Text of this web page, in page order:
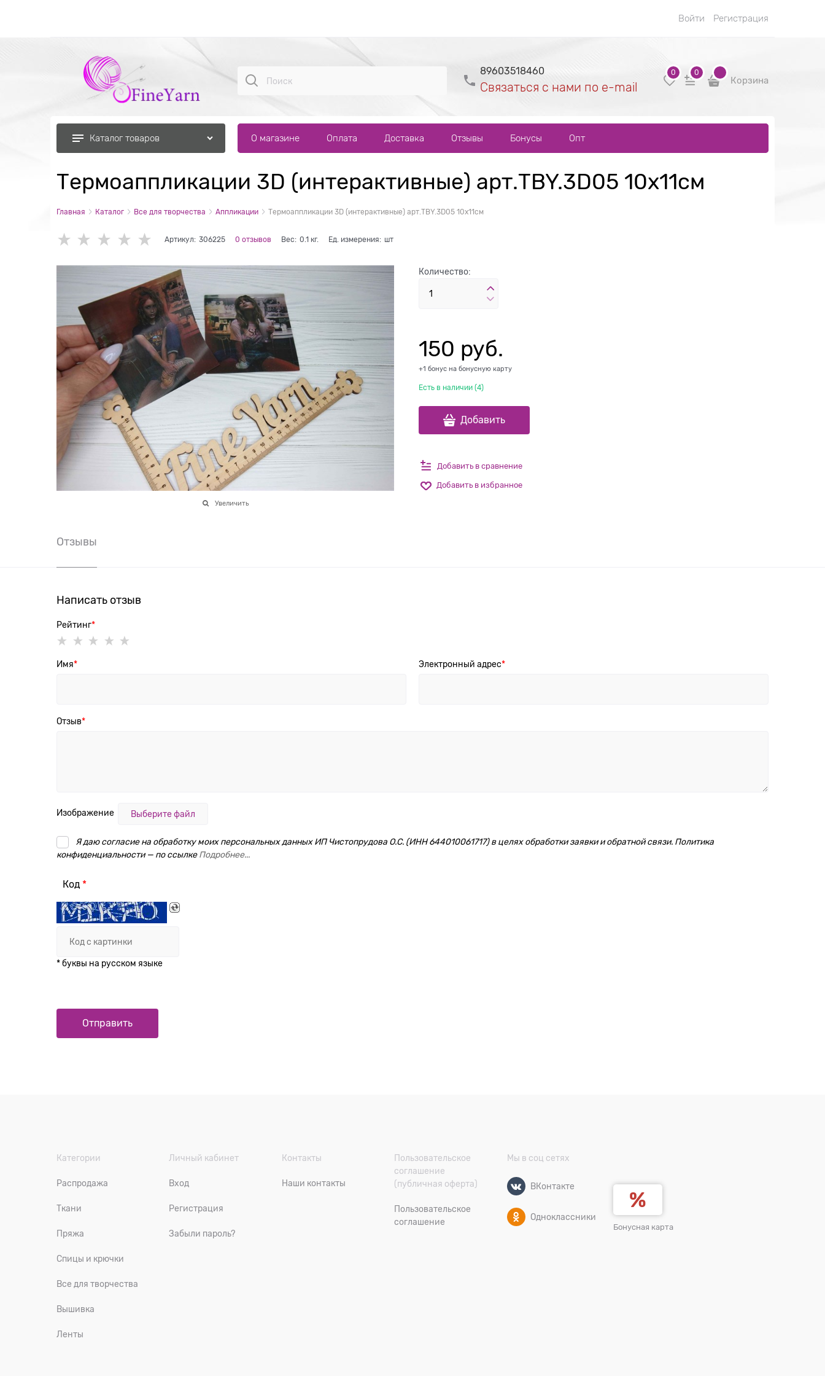
Войти Регистрация
89603518460
Связаться с нами по e-mail
0 0
Корзина
Каталог товаров О магазине Оплата Доставка Отзывы Бонусы Опт
Термоаппликации 3D (интерактивные) арт.TBY.3D05 10х11см
Главная Каталог Все для творчества Аппликации Термоаппликации 3D (интерактивные) арт.TBY.3D05 10х11см
Артикул: 306225 0 отзывов Вес: 0.1 кг. Ед. измерения: шт
Увеличить
Количество:
150 руб.
+1 бонус на бонусную карту
Есть в наличии (4)
Добавить
Добавить в сравнение
Добавить в избранное
Отзывы
Написать отзыв
Рейтинг
Имя Электронный адрес
Отзыв
Изображение Выберите файл
Я даю согласие на обработку моих персональных данных ИП Чистопрудова О.С. (ИНН 644010061717) в целях обработки заявки и обратной связи. Политика
конфиденциальности — по ссылкеПодробнее...
Код
* буквы на русском языке
Категории
Распродажа
Ткани
Пряжа
Спицы и крючки
Все для творчества
Вышивка
Ленты
Личный кабинет
Вход
Регистрация
Забыли пароль?
Контакты
Наши контакты
Пользовательское
соглашение
(публичная оферта)
Пользовательское
соглашение
Мы в соц сетях
ВКонтакте
Одноклассники
Бонусная карта